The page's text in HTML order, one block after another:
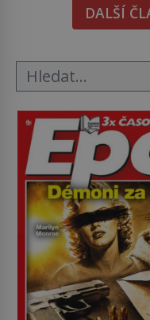
unavený a drogou
byl zastáncem
DALŠÍ